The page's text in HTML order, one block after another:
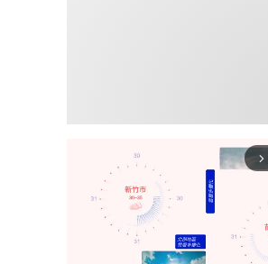
arrow_forward_ios